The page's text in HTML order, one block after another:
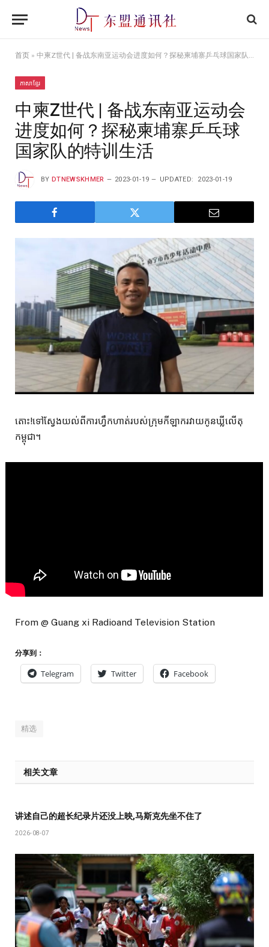
首页 » 中柬Z世代 | 备战东南亚运动会进度如何？探秘柬埔寨乒乓球国家队的特训生活
ភាសាខ្មែរ
中柬Z世代 | 备战东南亚运动会
进度如何？探秘柬埔寨乒乓球
国家队的特训生活
BY DTNEWSKHMER 2023-01-19 UPDATED: 2023-01-19
តោះ!ទៅស្វែងយល់ពីការហ្វឹកហាត់របស់ក្រុមកីឡាករវាយកូនឃ្លីលើតុ
កម្ពុជា។
From @ Guang xi Radioand Television Station
分享到：
Telegram Twitter Facebook
精选
相关文章
讲述自己的超长纪录片还没上映,马斯克先坐不住了
2026-08-07